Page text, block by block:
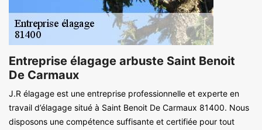
Entreprise élagage arbuste Saint Benoit
De Carmaux
J.R élagage est une entreprise professionnelle et experte en
travail d’élagage situé à Saint Benoit De Carmaux 81400. Nous
disposons une compétence suffisante et certifiée pour tout